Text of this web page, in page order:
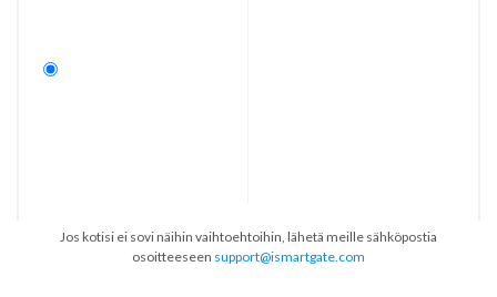
Jos kotisi ei sovi näihin vaihtoehtoihin, lähetä meille sähköpostia
osoitteeseen support@ismartgate.com